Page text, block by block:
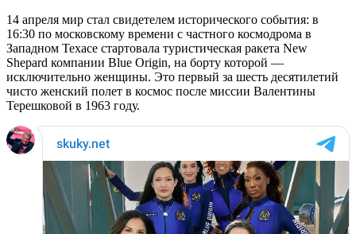
14 апреля мир стал свидетелем исторического события: в
16:30 по московскому времени с частного космодрома в
Западном Техасе стартовала туристическая ракета New
Shepard компании Blue Origin, на борту которой —
исключительно женщины. Это первый за шесть десятилетий
чисто женский полет в космос после миссии Валентины
Терешковой в 1963 году.